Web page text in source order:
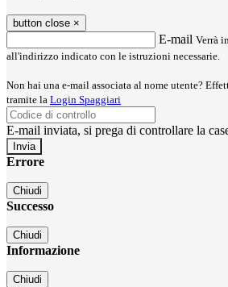
button close ×
E-mail Verrà
all'indirizzo indicato con le istruzioni necessarie.
Non hai una e-mail associata al nome utente?
tramite la Login Spaggiari
E-mail inviata, si prega di controllare la
Errore
Chiudi
Successo
Chiudi
Informazione
Chiudi